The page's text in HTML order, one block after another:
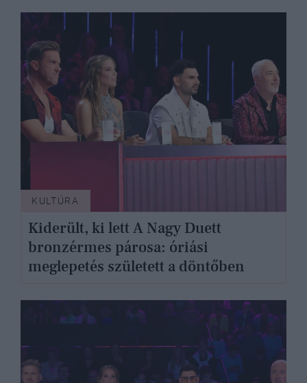
KULTÚRA
Kiderült, ki lett A Nagy Duett
bronzérmes párosa: óriási
meglepetés született a döntőben